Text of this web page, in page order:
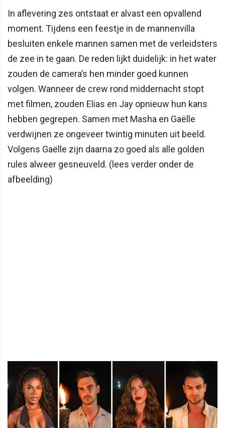
In aflevering zes ontstaat er alvast een opvallend
moment. Tijdens een feestje in de mannenvilla
besluiten enkele mannen samen met de verleidsters
de zee in te gaan. De reden lijkt duidelijk: in het water
zouden de camera’s hen minder goed kunnen
volgen. Wanneer de crew rond middernacht stopt
met filmen, zouden Elias en Jay opnieuw hun kans
hebben gegrepen. Samen met Masha en Gaëlle
verdwijnen ze ongeveer twintig minuten uit beeld.
Volgens Gaëlle zijn daarna zo goed als alle golden
rules alweer gesneuveld. (lees verder onder de
afbeelding)